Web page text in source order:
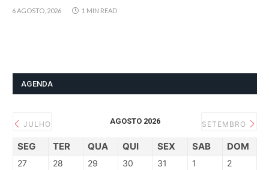
6 AGOSTO, 2026 1 MIN READ
AGENDA
JULHO AGOSTO 2026 SETEMBRO
SEG TER QUA QUI SEX SAB DOM
27 28 29 30 31 1 2